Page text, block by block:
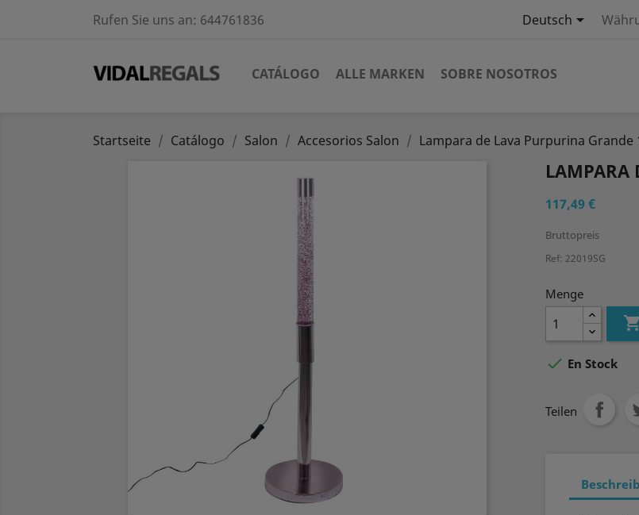
Rufen Sie uns an: 644761836 Deutsch
CATÁLOGO ALLE MARKEN SOBRE NOSOTROS
Startseite Catálogo Salon Accesorios Salon Lampara de Lava Purpurina Grande
LAMPARA
117,49 €
Bruttopreis
Ref: 22019SG
Menge

 En Stock
Teilen